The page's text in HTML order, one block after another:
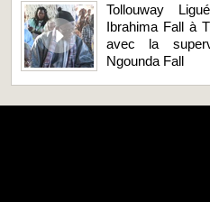
Tollouway
Ibrahima Fall à
avec la
Ngounda Fall